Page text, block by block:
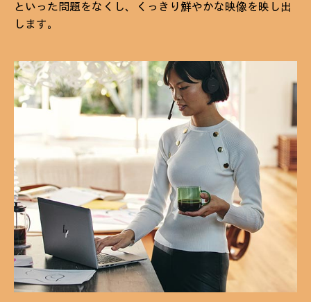
といった問題をなくし、くっきり鮮やかな映像を映し出
します。